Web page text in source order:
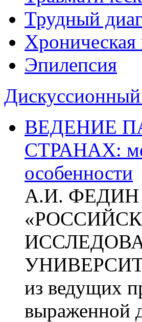
Трудный
Эпилепсия
ВЕДЕНИЕ
СТРАНАХ:
особенности
А.И. ФЕДИН
из ведущих
выраженной